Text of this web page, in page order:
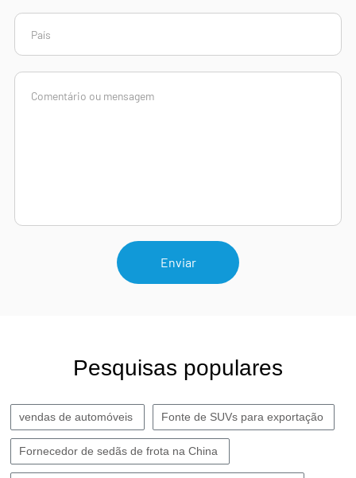
Enviar
Pesquisas populares
vendas de automóveis Fonte de SUVs para exportação
Fornecedor de sedãs de frota na China